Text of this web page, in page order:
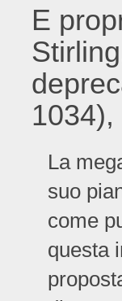
E
1034),
La
suo
come
questa